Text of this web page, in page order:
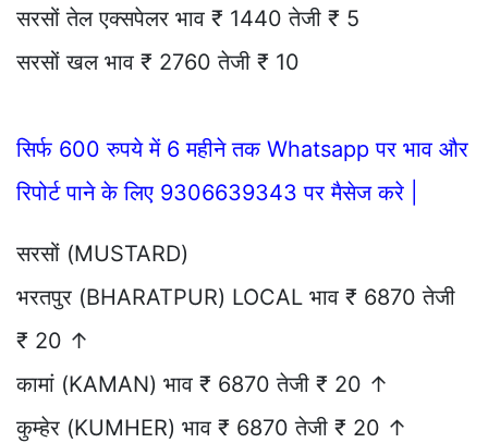
सरसों तेल एक्सपेलर भाव ₹ 1440 तेजी ₹ 5
सरसों खल भाव ₹ 2760 तेजी ₹ 10
सिर्फ 600 रुपये में 6 महीने तक Whatsapp पर भाव और
रिपोर्ट पाने के लिए 9306639343 पर मैसेज करे |
सरसों (MUSTARD)
भरतपुर (BHARATPUR) LOCAL भाव ₹ 6870 तेजी
₹ 20 ↑
कामां (KAMAN) भाव ₹ 6870 तेजी ₹ 20 ↑
कुम्हेर (KUMHER) भाव ₹ 6870 तेजी ₹ 20 ↑